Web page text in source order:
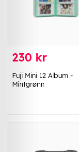
230 kr
Fuji Mini 12 Album -
Mintgrønn